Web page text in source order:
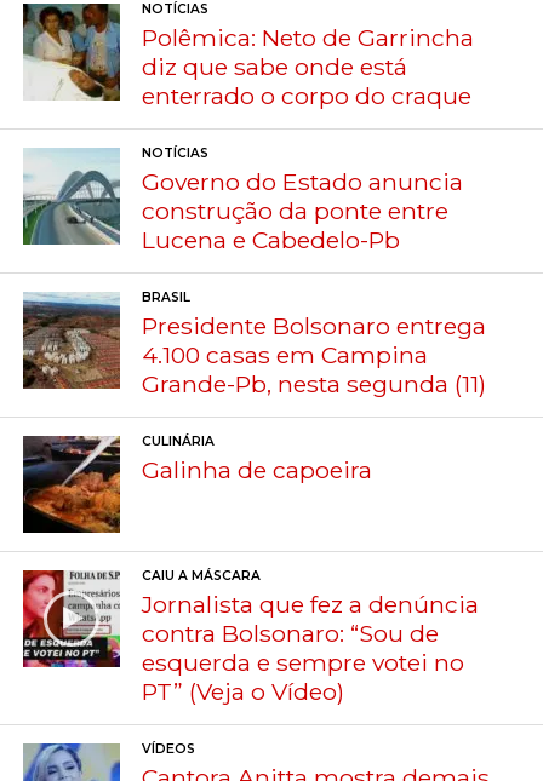
NOTÍCIAS
Polêmica: Neto de Garrincha
diz que sabe onde está
enterrado o corpo do craque
NOTÍCIAS
Governo do Estado anuncia
construção da ponte entre
Lucena e Cabedelo-Pb
BRASIL
Presidente Bolsonaro entrega
4.100 casas em Campina
Grande-Pb, nesta segunda (11)
CULINÁRIA
Galinha de capoeira
CAIU A MÁSCARA
Jornalista que fez a denúncia
contra Bolsonaro: “Sou de
esquerda e sempre votei no
PT” (Veja o Vídeo)
VÍDEOS